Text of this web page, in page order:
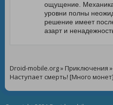
ощущение. Механика
уровни полны
решение имеет
азарт и
Droid-mobile.org» Приключения
Наступает смерть! [Много